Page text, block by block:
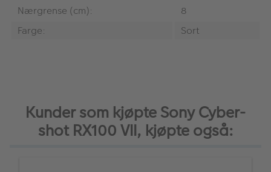
Nærgrense (cm):
‎8
Farge:
Sort
Kunder som kjøpte Sony Cyber-
shot RX100 VII, kjøpte også: